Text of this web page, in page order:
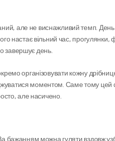
але не виснажливий темп. День
настає вільний час, прогулянки,
завершує день.
організовувати кожну
моментом. Саме тому
але насичено.
бажанням можна гуляти вздовж